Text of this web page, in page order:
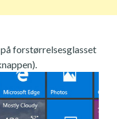
forstørrelsesglasset